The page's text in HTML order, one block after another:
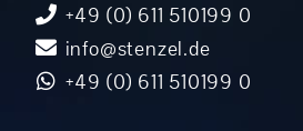
+49 (0) 611 510199 0
info@stenzel.de
+49 (0) 611 510199 0